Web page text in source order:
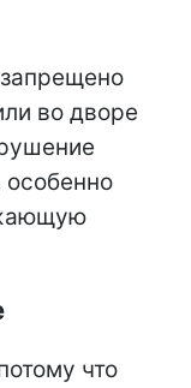
во дворе
что